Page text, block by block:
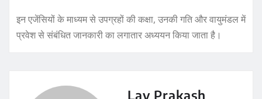
इन एजेंसियों के माध्यम से उपग्रहों की कक्षा, उनकी गति और वायुमंडल में
प्रवेश से संबंधित जानकारी का लगातार अध्ययन किया जाता है।
Lav Prakash